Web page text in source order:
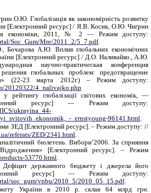
О.Ю. Глобалізація як закономірність розвитку
[Електронний ресурс] / Я.В. Косик, О.Ю. Чигрин
економіки, 2011, № 2 — Режим доступу:
Soc_Gum/Mre/2011_2/5_7.pdf.
Бочарова А.Ю. Вплив глобальних економічних
[Електронний ресурс] / Д.О. Наливайко., А.Ю.
научно-практическая конференция
глобальных проблем: предотвращение
(22-23 марта 2012г.) – Режим доступу:
20120322/4_nalivajko.php
у рейтингу глобалізації світових економік, —
ресурс] — Режим доступу:
ukrayina_44-
_ernstyoung-96141.html
ЗЕД [Електронний ресурс]. – Режим доступу: //
referats/ZED/2341.html
бюлетень. Вибори’2006. За сприяння
[Електронний ресурс]. – Режим
53770.html
Дефіцит державного бюджету і джерела його
ресурс] — Режим доступу:
soc_gum/vnbu/2010_5/2010_05_15.pdf.
України в 2010 р. склав 64 млрд грн.